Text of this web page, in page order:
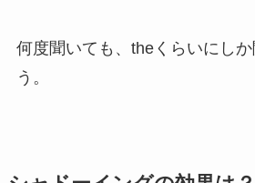
何度聞いても、theくらいにし
う。